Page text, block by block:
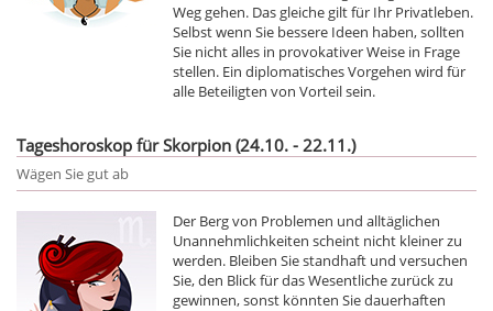
Weg gehen. Das gleiche gilt für Ihr Privatleben.
Selbst wenn Sie bessere Ideen haben, sollten
Sie nicht alles in provokativer Weise in Frage
stellen. Ein diplomatisches Vorgehen wird für
alle Beteiligten von Vorteil sein.
Tageshoroskop für Skorpion (24.10. - 22.11.)
Wägen Sie gut ab
Der Berg von Problemen und alltäglichen
Unannehmlichkeiten scheint nicht kleiner zu
werden. Bleiben Sie standhaft und versuchen
Sie, den Blick für das Wesentliche zurück zu
gewinnen, sonst könnten Sie dauerhaften